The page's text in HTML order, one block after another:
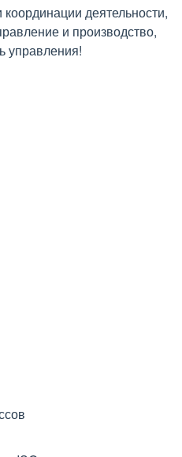
деятельности,
и производство,
управления!